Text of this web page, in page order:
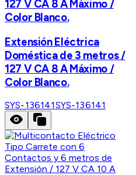
127 V CA 8 A Máximo /
Color Blanco.
Extensión Eléctrica
Doméstica de 3 metros /
127 V CA 8 A Máximo /
Color Blanco.
SYS-136141SYS-136141